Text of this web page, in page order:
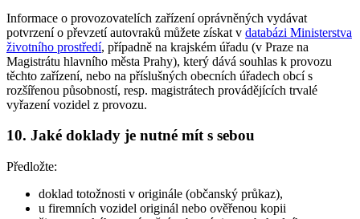
Informace o provozovatelích zařízení oprávněných vydávat
potvrzení o převzetí autovraků můžete získat v databázi Ministerstva
životního prostředí, případně na krajském úřadu (v Praze na
Magistrátu hlavního města Prahy), který dává souhlas k provozu
těchto zařízení, nebo na příslušných obecních úřadech obcí s
rozšířenou působností, resp. magistrátech provádějících trvalé
vyřazení vozidel z provozu.
10. Jaké doklady je nutné mít s sebou
Předložte:
doklad totožnosti v originále (občanský průkaz),
u firemních vozidel originál nebo ověřenou kopii